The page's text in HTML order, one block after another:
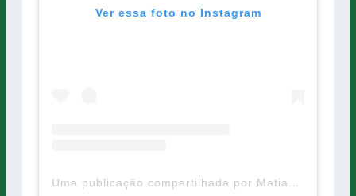
Ver essa foto no Instagram